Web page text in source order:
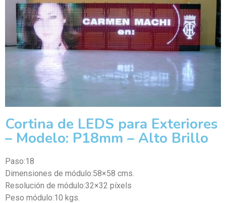
Cortina de LEDS para Exteriores
– Modelo: P18mm – Alto Brillo
Paso:18
Dimensiones de módulo:58×58 cms.
Resolución de módulo:32×32 píxels
Peso módulo:10 kgs.